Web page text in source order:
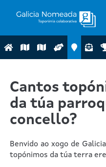
Cantos
da túa
concello?
Benvido ao xogo de
topónimos da túa terra